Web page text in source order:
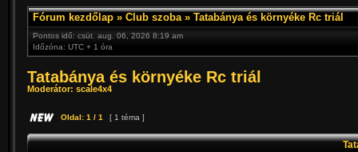
Fórum kezdőlap » Club szoba» Tatabánya és környéke Rc triál
Pontos idő: csüt. aug. 06, 2026 8:19 am
Időzóna: UTC + 1 óra
Tatabánya és környéke Rc triál
Moderátor: scale4x4
Oldal: 1 / 1 [ 1 téma ]